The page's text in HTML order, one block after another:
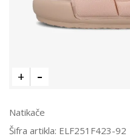
Natikače
Šifra artikla: ELF251F423-92